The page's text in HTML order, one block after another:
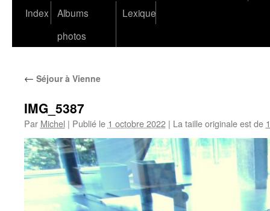
Index
Albums
photos
Lexique
← Séjour à Vienne
IMG_5387
Par Michel | Publié le 1 octobre 2022 | La taille originale est de